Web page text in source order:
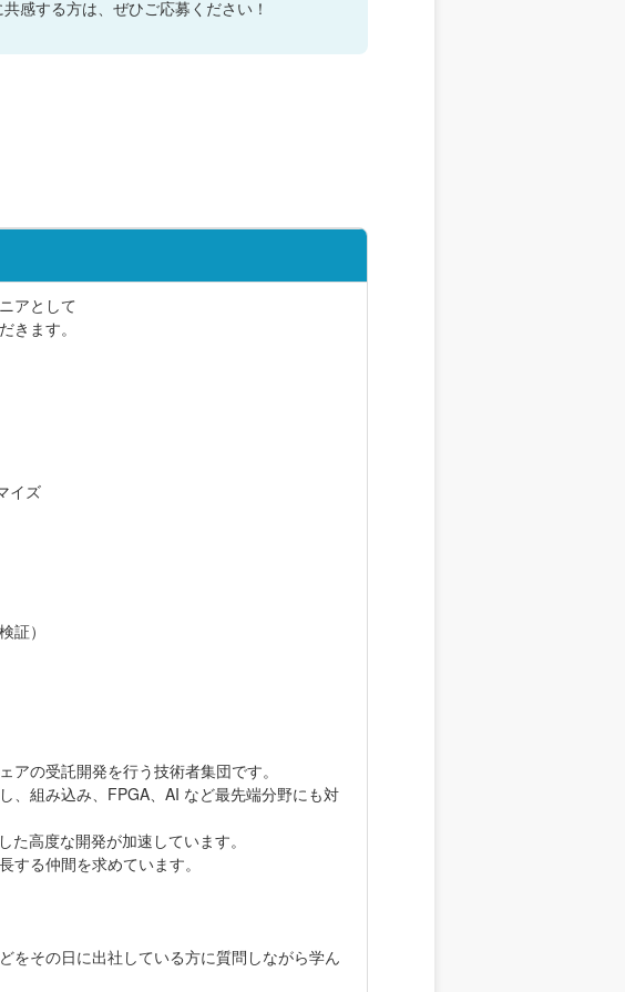
感する方は、ぜひご応募ください！
アとして
きます。
イズ
証）
の受託開発を行う技術者集団です。
、組み込み、FPGA、AI など最先端分野にも対
高度な開発が加速しています。
する仲間を求めています。
をその日に出社している方に質問しながら学ん